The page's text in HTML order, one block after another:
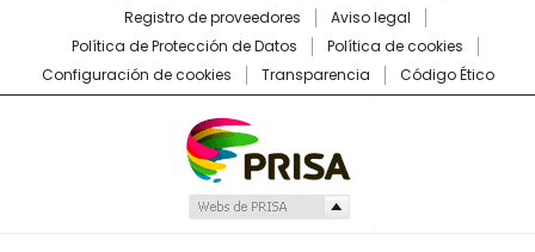
Registro de proveedores
Aviso legal
Política de Protección de Datos
Política de cookies
Configuración de cookies
Transparencia Código Ético